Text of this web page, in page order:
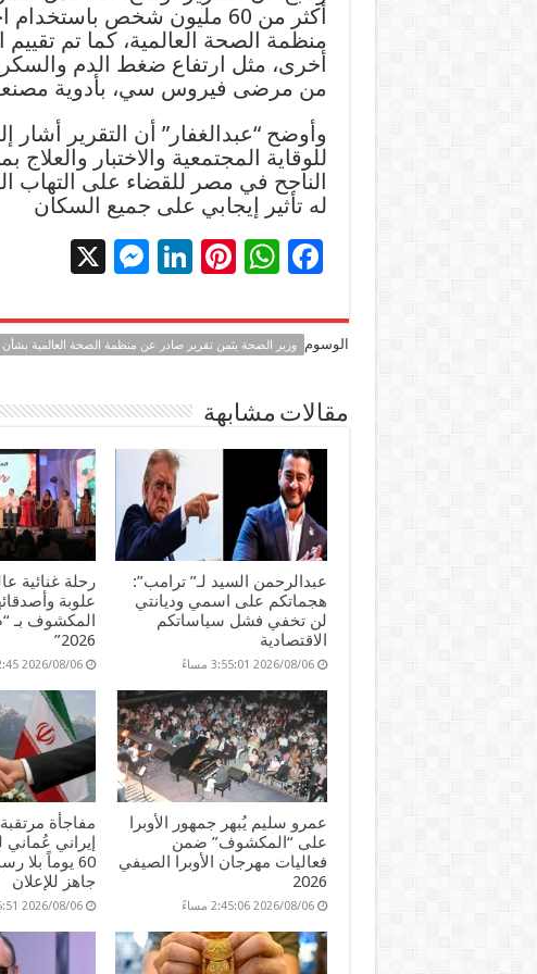
أكثر من 60 مليون شخص
منظمة الصحة العالمية، كما تم
من مرضى فيروس سي، بأدوية مصنعة محليًا
وأوضح “عبدالغفار” أن التقرير أشار
للوقاية المجتمعية والاختبار
الناجح في مصر للقضاء على التهاب
له تأثير إيجابي على جميع السكان
F
e
b
o
k
W
at
sA
p
p
Pi
er
es
t
Li
k
e
dI
n
M
se
n
g
er
الوسوم وزير الصحة يثمن تقرير صادر عن منظمة الصحة العالمية
مقالات مشابهة
عبدالرحمن السيد لـ” ترامب”:
هجماتكم على اسمي وديانتي
لن تخفي فشل سياساتكم
الاقتصادية
2026/08/06 3:55:01 مساءً
رحلة غنائية
علوبة
المكشوف بـ
2026”
2026/08/06 3:12:45 مساءً
عمرو سليم يُبهر جمهور الأوبرا
على “المكشوف” ضمن
فعاليات مهرجان الأوبرا الصيفي
2026
2026/08/06 2:45:06 مساءً
مفاجأة
إيراني
60 يوماً
جاهز للإعلان
2026/08/06 2:35:51 مساءً